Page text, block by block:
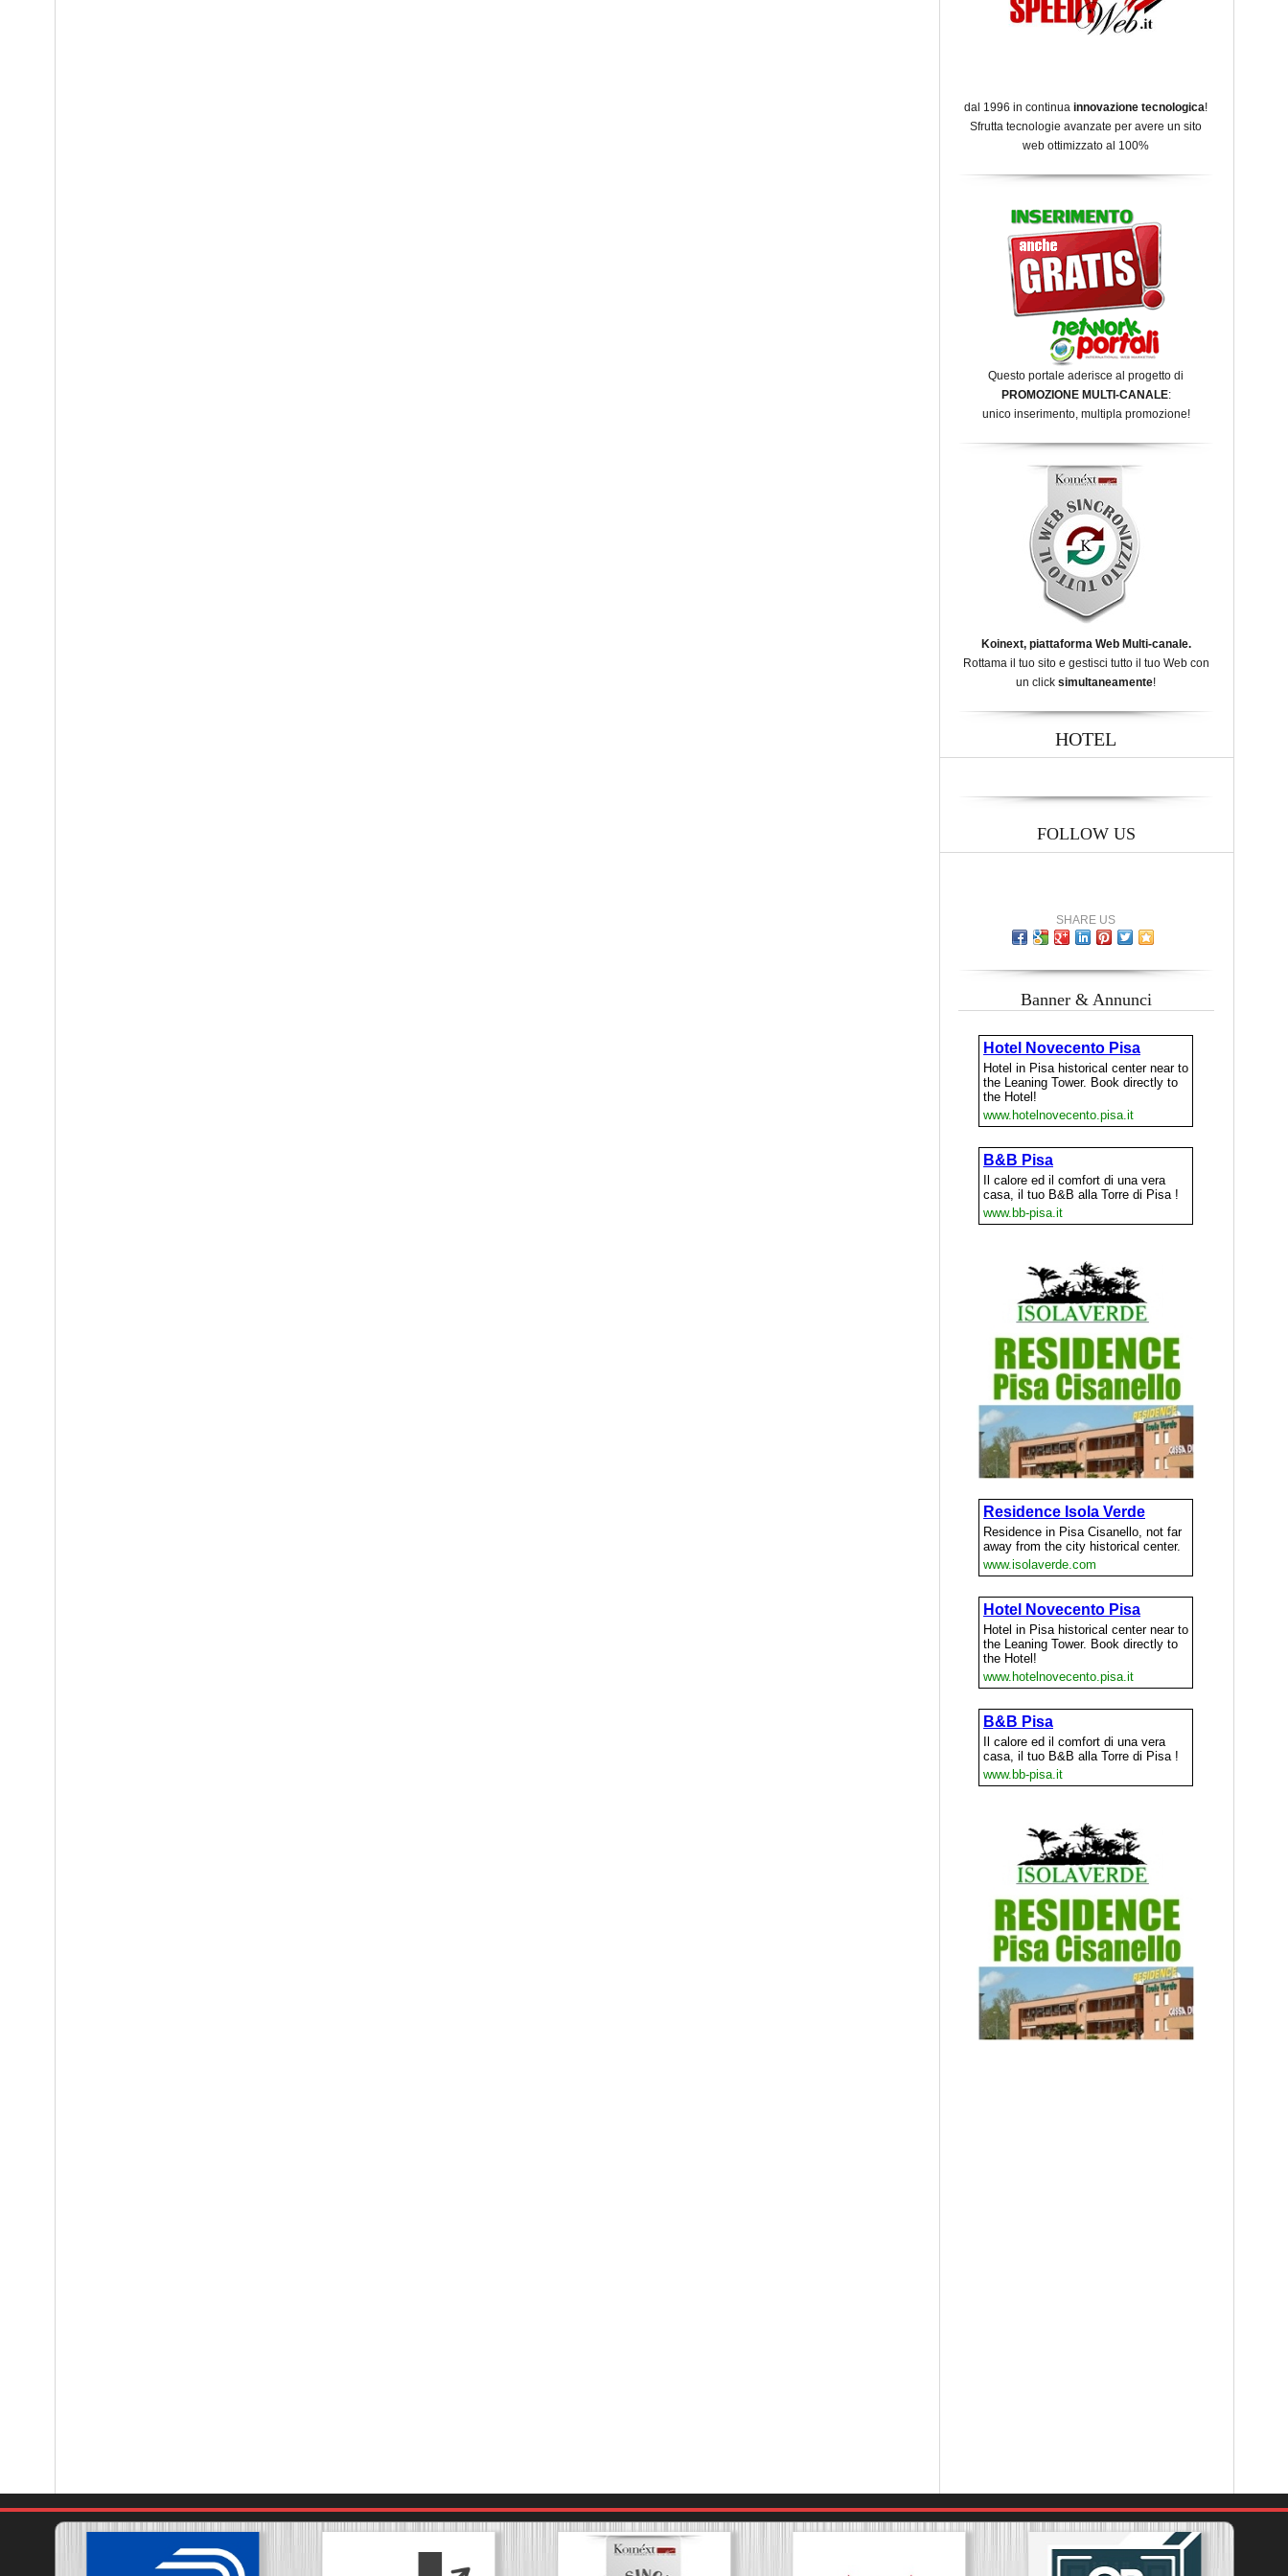
dal 1996 in continua innovazione tecnologica!
Sfrutta tecnologie avanzate per avere un sito
web ottimizzato al 100%
Questo portale aderisce al progetto di
PROMOZIONE MULTI-CANALE:
unico inserimento, multipla promozione!
Koinext, piattaforma Web Multi-canale.
Rottama il tuo sito e gestisci tutto il tuo Web con
un click simultaneamente!
HOTEL
FOLLOW US
SHARE US
Banner & Annunci